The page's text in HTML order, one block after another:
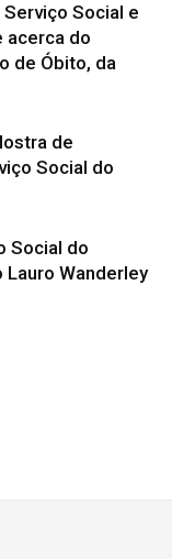
Social e
acerca do
de Óbito, da
de
Social do
Social do
Wanderley